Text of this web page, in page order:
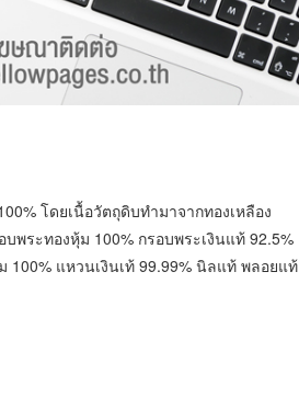
โดยเนื้อวัตถุดิบทำมาจากทองเหลือง
พระทองหุ้ม 100% กรอบพระเงินแท้ 92.5%
แหวนเงินเท้ 99.99% นิลแท้ พลอยแท้